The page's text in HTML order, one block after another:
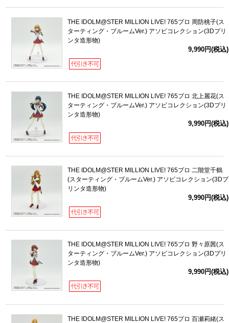
THE IDOLM@STER MILLION LIVE! 765プロ 周防桃子(ス
ターティング・ブルームVer.) アソビコレクション(3Dプリ
ンタ造形物)
9,990円(税込)
THE IDOLM@STER MILLION LIVE! 765プロ 北上麗花(ス
ターティング・ブルームVer.) アソビコレクション(3Dプリ
ンタ造形物)
9,990円(税込)
THE IDOLM@STER MILLION LIVE! 765プロ 二階堂千鶴
(スターティング・ブルームVer.) アソビコレクション(3Dプ
リンタ造形物)
9,990円(税込)
THE IDOLM@STER MILLION LIVE! 765プロ 野々原茜(ス
ターティング・ブルームVer.) アソビコレクション(3Dプリ
ンタ造形物)
9,990円(税込)
THE IDOLM@STER MILLION LIVE! 765プロ 百瀬莉緒(ス